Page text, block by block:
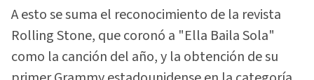
A esto se suma el reconocimiento de la revista
Rolling Stone, que coronó a "Ella Baila Sola"
como la canción del año, y la obtención de su